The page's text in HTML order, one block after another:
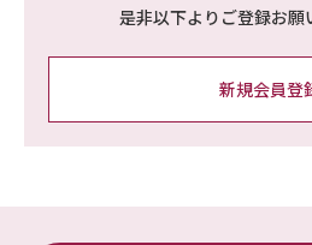
是非以下よりご登録お願
新規会員登